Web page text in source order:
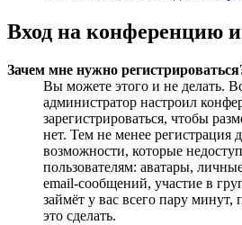
Вход на конференцию
Зачем мне нужно
Вы можете этого и не делать.
администратор настроил
зарегистрироваться, чтобы
нет. Тем не менее регистрация
возможности, которые
пользователям: аватары,
email-сообщений, участие в
займёт у вас всего пару
это сделать.